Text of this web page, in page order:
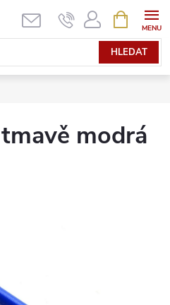
HLEDAT
NÁKUPNÍ
KOŠÍK
modrá